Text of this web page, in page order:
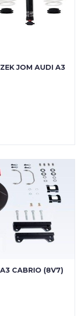
JOM AUDI A3
CABRIO (8V7)